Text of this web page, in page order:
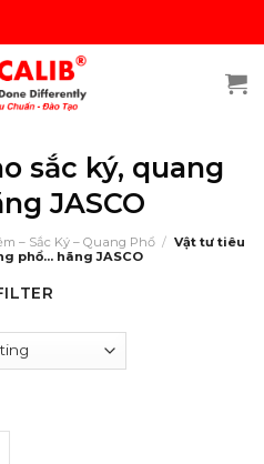
sắc ký, quang
JASCO
– Sắc Ký – Quang Phổ / Vật tư tiêu
phổ... hãng JASCO